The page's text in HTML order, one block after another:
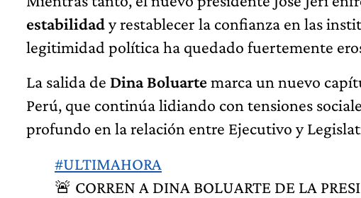
estabilidady restablecer la confianza en las
legitimidad política ha quedado fuertemente
La salida de Dina Boluartemarca un nuevo
Perú, que continúa lidiando con tensiones
profundo en la relación entre Ejecutivo y
#ULTIMAHORA
🚨 CORREN A DINA BOLUARTE DE LA